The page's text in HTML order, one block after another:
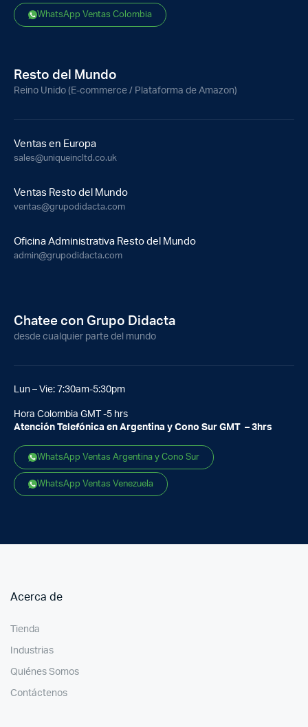
WhatsApp Ventas Colombia
Resto del Mundo
Reino Unido (E-commerce / Plataforma de Amazon)
Ventas en Europa
sales@uniqueincltd.co.uk
Ventas Resto del Mundo
ventas@grupodidacta.com
Oficina Administrativa Resto del Mundo
admin@grupodidacta.com
Chatee con Grupo Didacta
desde cualquier parte del mundo
Lun – Vie: 7:30am-5:30pm
Hora Colombia GMT -5 hrs
Atención Telefónica en Argentina y Cono Sur GMT – 3hrs
WhatsApp Ventas Argentina y Cono Sur
WhatsApp Ventas Venezuela
Acerca de
Tienda
Industrias
Quiénes Somos
Contáctenos